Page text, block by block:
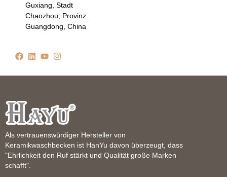
Guxiang, Stadt
Chaozhou, Provinz
Guangdong, China
Als vertrauenswürdiger Hersteller von
Keramikwaschbecken ist HanYu davon überzeugt, dass
"Ehrlichkeit den Ruf stärkt und Qualität große Marken
schafft".